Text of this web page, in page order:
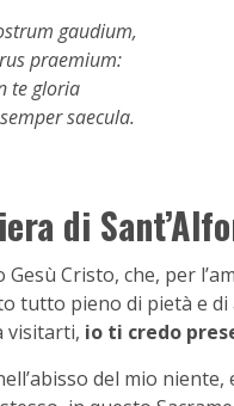
gaudium,
praemium:
te gloria
saecula.
di
Gesù Cristo, che, per
tutto pieno di pietà e
visitarti, io ti credo
del mio